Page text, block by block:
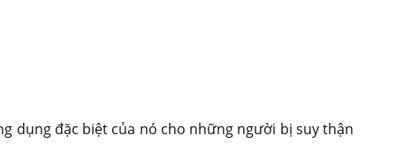
dụng đặc biệt của nó cho những người bị suy thận